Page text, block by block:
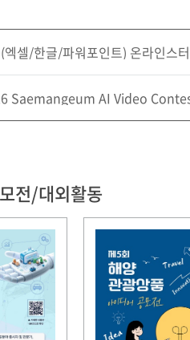
엑셀/한글/파워포인트) 온라인스
Saemangeum AI Video
전/대외활동